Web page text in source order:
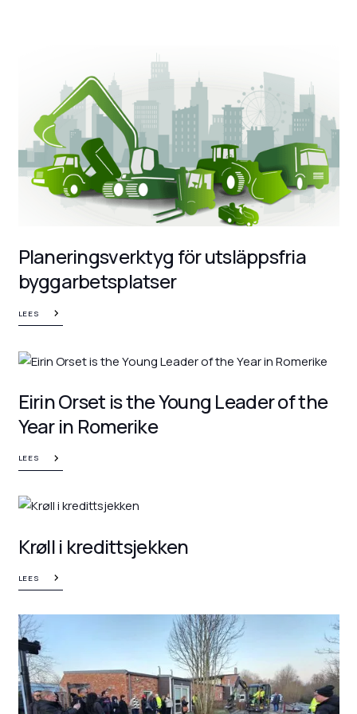
Planeringsverktyg för utsläppsfria
byggarbetsplatser
LEES
Eirin Orset is the Young Leader of the
Year in Romerike
LEES
Krøll i kredittsjekken
LEES